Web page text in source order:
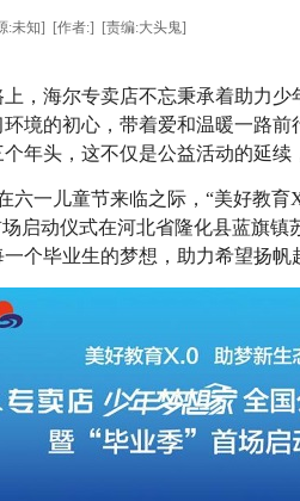
:未知] [作者:] [责编:大头鬼]
海尔专卖店不忘秉承着助力少
境的初心，带着爱和温暖一路前
年头，这不仅是公益活动的延续
一儿童节来临之际，“美好教育
启动仪式在河北省隆化县蓝旗
个毕业生的梦想，助力希望扬帆